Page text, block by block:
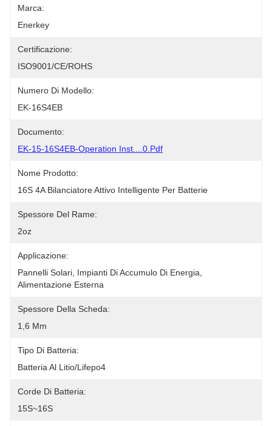
Marca:
Enerkey
Certificazione:
ISO9001/CE/ROHS
Numero Di Modello:
EK-16S4EB
Documento:
EK-15-16S4EB-Operation Inst....0.pdf
Nome Prodotto:
16S 4A Bilanciatore Attivo Intelligente Per Batterie
Spessore Del Rame:
2oz
Applicazione:
Pannelli Solari, Impianti Di Accumulo Di Energia,
Alimentazione Esterna
Spessore Della Scheda:
1,6 Mm
Tipo Di Batteria:
Batteria Al Litio/Lifepo4
Corde Di Batteria:
15S~16S